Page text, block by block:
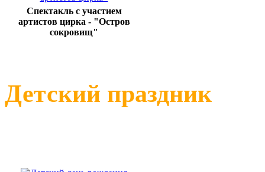
Спектакль с участием
артистов цирка - "Остров
сокровищ"
Детский